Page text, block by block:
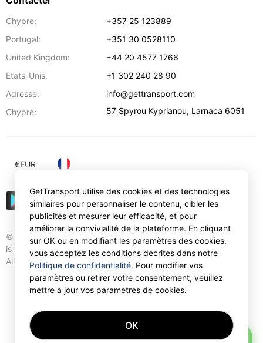
Chypre:
+357 25 123889
Portugal:
+351 30 0528110
United Kingdom:
+44 20 4577 1766
Etats-Unis:
+1 302 240 28 90
Adresse:
info@gettransport.com
Chypre:
57 Spyrou Kyprianou, Larnaca 6051
© Gettransport International Limited. GetTransport®
is trademark of Gettransport International Limited.
All rights reserved.
€EUR
GetTransport utilise des cookies et des technologies
similaires pour personnaliser le contenu, cibler les
publicités et mesurer leur efficacité, et pour
améliorer la convivialité de la plateforme. En cliquant
sur OK ou en modifiant les paramètres des cookies,
vous acceptez les conditions décrites dans notre
Politique de confidentialité. Pour modifier vos
paramètres ou retirer votre consentement, veuillez
mettre à jour vos paramètres de cookies.
OK
AI